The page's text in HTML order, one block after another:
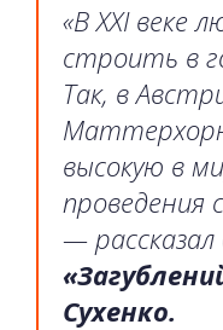
«В XXI веке
строить в
Так, в
высокую в
проведения
— рассказал
Сухенко.